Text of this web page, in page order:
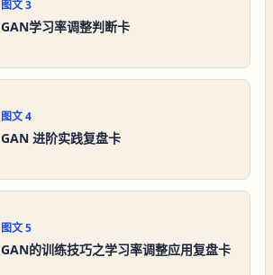
图文3
GAN学习率调整判断卡
图文4
GAN 进阶实践复盘卡
图文5
GAN的训练技巧之学习率调整应用复盘卡